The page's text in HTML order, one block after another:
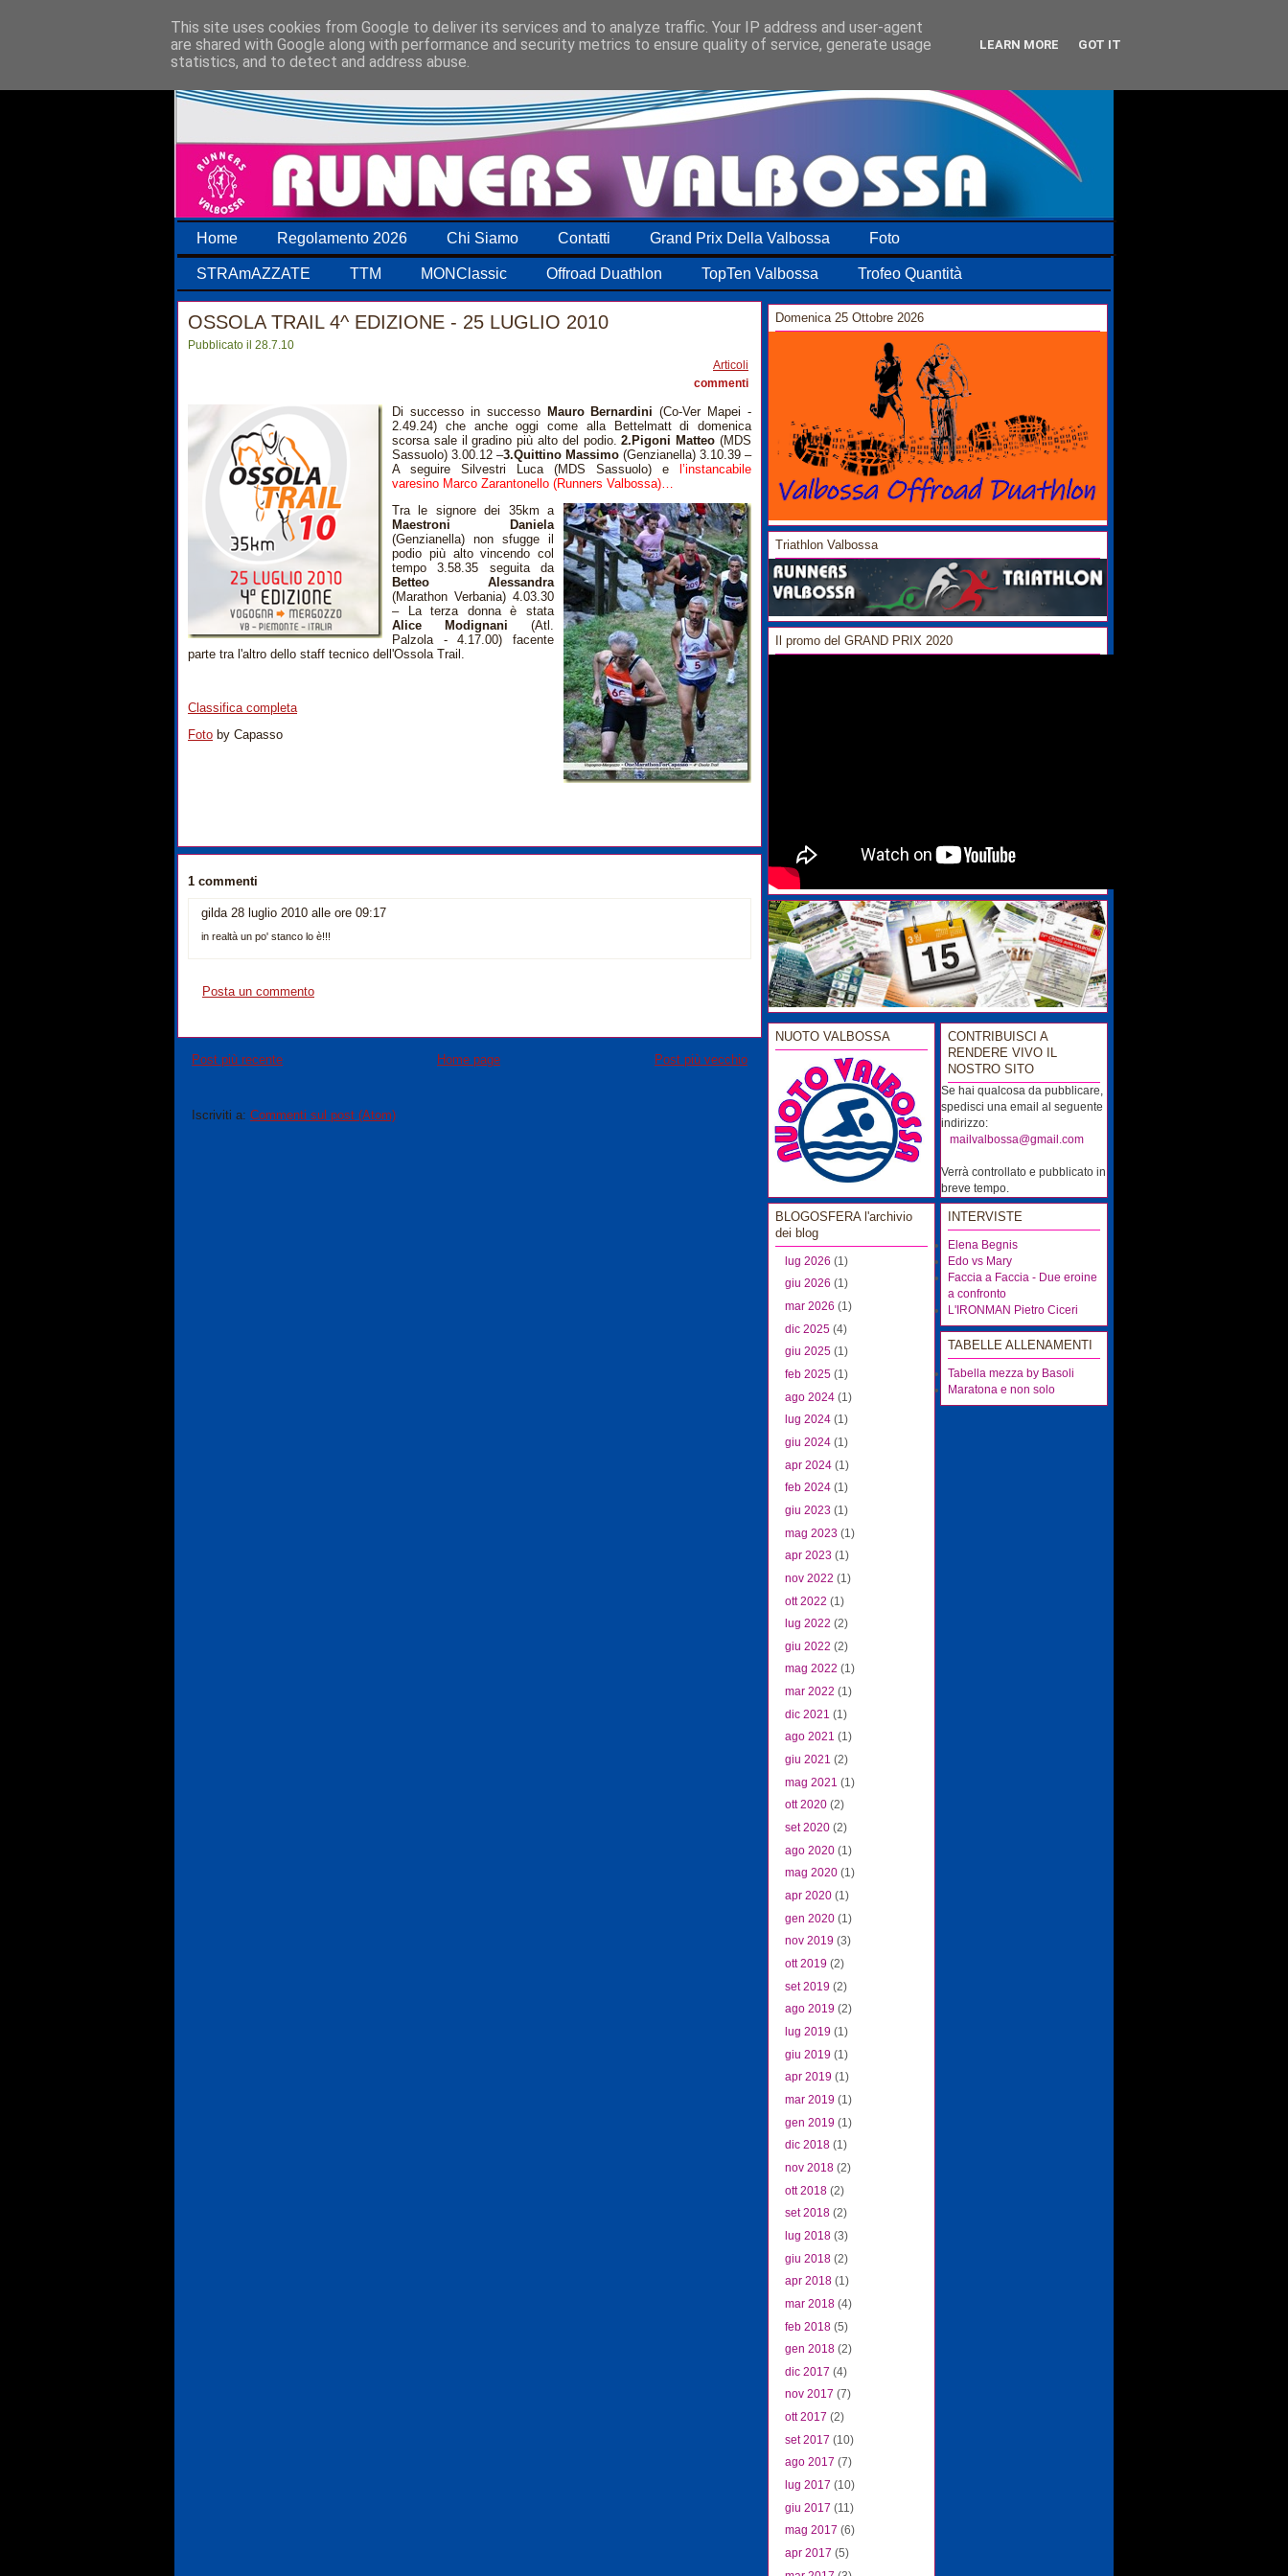
Home Regolamento 2026 Chi Siamo Contatti Grand Prix Della Valbossa Foto
STRAmAZZATE TTM MONClassic Offroad Duathlon TopTen Valbossa Trofeo Quantità
OSSOLA TRAIL 4^ EDIZIONE - 25 LUGLIO 2010
Pubblicato il 28.7.10
Articoli
commenti
Di successo in successo Mauro Bernardini (Co-Ver Mapei -
2.49.24) che anche oggi come alla Bettelmatt di domenica
scorsa sale il gradino più alto del podio.2.Pigoni Matteo (MDS
Sassuolo) 3.00.12 –3.Quittino Massimo (Genzianella) 3.10.39 –
A seguire Silvestri Luca (MDS Sassuolo) e
l’instancabile
varesino Marco Zarantonello (Runners Valbossa)…
Tra le signore dei 35km a
Maestroni Daniela
(Genzianella) non sfugge il
podio più alto vincendo col
tempo 3.58.35 seguita da
Betteo Alessandra
(Marathon Verbania) 4.03.30
– La terza donna è stata
Alice Modignani (Atl.
Palzola - 4.17.00) facente
parte tra l'altro dello staff tecnico dell'Ossola Trail.
Classifica completa
Foto by Capasso
1 commenti
gilda 28 luglio 2010 alle ore 09:17
in realtà un po' stanco lo è!!!
Posta un commento
Post più recente Post più vecchio
Home page
Iscriviti a: Commenti sul post (Atom)
Domenica 25 Ottobre 2026
Triathlon Valbossa
Il promo del GRAND PRIX 2020
NUOTO VALBOSSA
BLOGOSFERA l'archivio
dei blog
lug 2026 (1)
giu 2026 (1)
mar 2026 (1)
dic 2025 (4)
giu 2025 (1)
feb 2025 (1)
ago 2024 (1)
lug 2024 (1)
giu 2024 (1)
apr 2024 (1)
feb 2024 (1)
giu 2023 (1)
mag 2023 (1)
apr 2023 (1)
nov 2022 (1)
ott 2022 (1)
lug 2022 (2)
giu 2022 (2)
mag 2022 (1)
mar 2022 (1)
dic 2021 (1)
ago 2021 (1)
giu 2021 (2)
mag 2021 (1)
ott 2020 (2)
set 2020 (2)
ago 2020 (1)
mag 2020 (1)
apr 2020 (1)
gen 2020 (1)
nov 2019 (3)
ott 2019 (2)
set 2019 (2)
ago 2019 (2)
lug 2019 (1)
giu 2019 (1)
apr 2019 (1)
mar 2019 (1)
gen 2019 (1)
dic 2018 (1)
nov 2018 (2)
ott 2018 (2)
set 2018 (2)
lug 2018 (3)
giu 2018 (2)
apr 2018 (1)
mar 2018 (4)
feb 2018 (5)
gen 2018 (2)
dic 2017 (4)
nov 2017 (7)
ott 2017 (2)
set 2017 (10)
ago 2017 (7)
lug 2017 (10)
giu 2017 (11)
mag 2017 (6)
apr 2017 (5)
CONTRIBUISCI A
RENDERE VIVO IL
NOSTRO SITO
Se hai qualcosa da pubblicare,
spedisci una email al seguente
indirizzo:
mailvalbossa@gmail.com
Verrà controllato e pubblicato in
breve tempo.
INTERVISTE
Elena Begnis
Edo vs Mary
Faccia a Faccia - Due eroine
a confronto
L'IRONMAN Pietro Ciceri
TABELLE ALLENAMENTI
Tabella mezza by Basoli
Maratona e non solo
This site uses cookies from Google to deliver its services and to analyze traffic. Your IP address and user-agent
are shared with Google along with performance and security metrics to ensure quality of service, generate usage
statistics, and to detect and address abuse.
LEARN MORE GOT IT